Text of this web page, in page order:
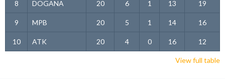
8 DOGANA 20 6 1 13 19
9 MPB 20 5 1 14 16
10 ATK 20 4 0 16 12
View full table